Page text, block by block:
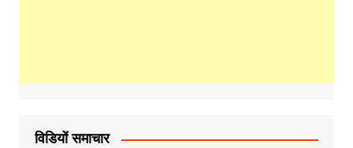
विडियों समाचार